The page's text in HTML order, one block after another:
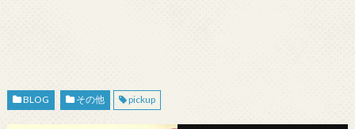
BLOG その他 pickup